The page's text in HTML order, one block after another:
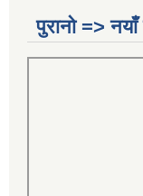
पुरानो =>